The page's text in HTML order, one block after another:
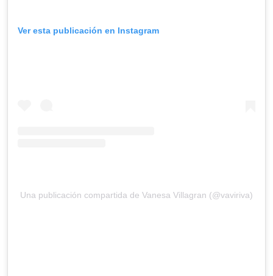
Ver esta publicación en Instagram
Una publicación compartida de Vanesa Villagran (@vaviriva)